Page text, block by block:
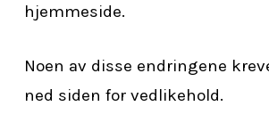
hjemmeside.
Noen av disse endringene
ned siden for vedlikehold.